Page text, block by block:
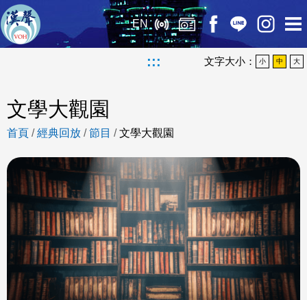
EN
::: 文字大小： 小 中 大
文學大觀園
首頁 /經典回放 /節目 /文學大觀園